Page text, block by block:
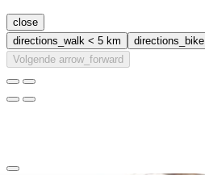
close
directions_walk < 5 km directions_bike
Volgende arrow_forward